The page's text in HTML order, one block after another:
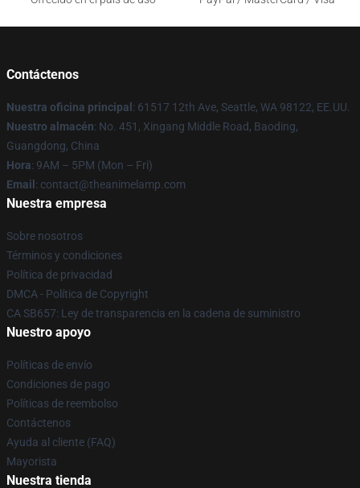
Contáctenos
Nuestra oficina principal : 61517 12th Ave, Seattle, WA 98122, EE.UU.
Nuestro almacén: No. 451, Xingang Middle Road, Baoding,
Guangdong, China
Hora: 9AM – 5PM (Mon – Fri)
Email : contact@theanimelamp.com
Nuestra empresa
Sobre nosotros
Términos y condiciones
Política de privacidad
DMCA - Política de Copyright
CA SB657: Ley de transparencia en la cadena de suministro
Nuestro apoyo
Políticas de envío
Condiciones de pago
Políticas de reembolso
Contáctenos
Ayuda al cliente (FAQ)
Mayorista
Nuestra tienda